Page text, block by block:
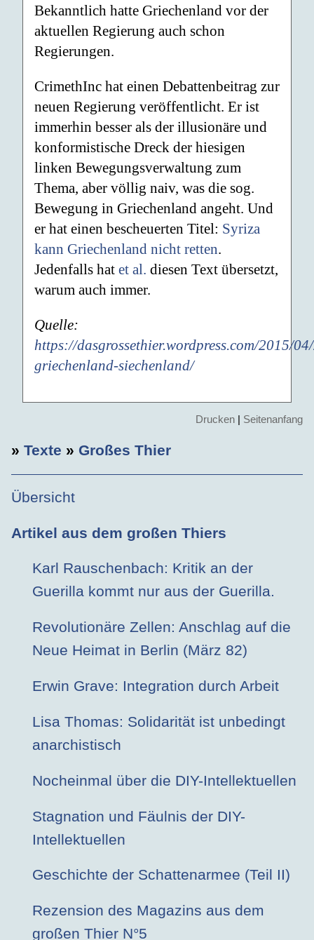
Bekanntlich hatte Griechenland vor der
aktuellen Regierung auch schon
Regierungen.
CrimethInc hat einen Debattenbeitrag zur
neuen Regierung veröffentlicht. Er ist
immerhin besser als der illusionäre und
konformistische Dreck der hiesigen
linken Bewegungsverwaltung zum
Thema, aber völlig naiv, was die sog.
Bewegung in Griechenland angeht. Und
er hat einen bescheuerten Titel: Syriza
kann Griechenland nicht retten.
Jedenfalls hat et al. diesen Text übersetzt,
warum auch immer.
Quelle:
https://dasgrossethier.wordpress.com/2015/
griechenland-siechenland/
Drucken | Seitenanfang
» Texte » Großes Thier
Übersicht
Artikel aus dem großen Thiers
Karl Rauschenbach: Kritik an der
Guerilla kommt nur aus der Guerilla.
Revolutionäre Zellen: Anschlag auf die
Neue Heimat in Berlin (März 82)
Erwin Grave: Integration durch Arbeit
Lisa Thomas: Solidarität ist unbedingt
anarchistisch
Nocheinmal über die DIY-Intellektuellen
Stagnation und Fäulnis der DIY-
Intellektuellen
Geschichte der Schattenarmee (Teil II)
Rezension des Magazins aus dem
großen Thier N°5